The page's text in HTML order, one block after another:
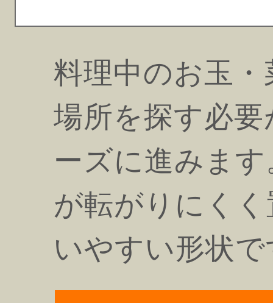
料理中のお玉
場所を探す必
ーズに進みま
が転がりにく
いやすい形状